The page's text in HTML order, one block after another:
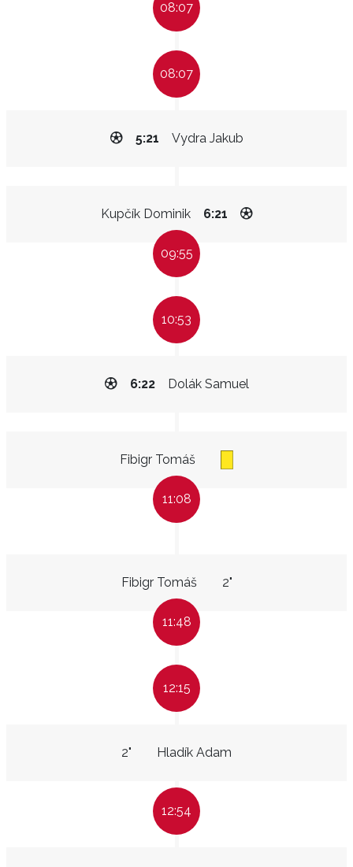
08:07
08:07
Vydra Jakub
5:21
Kupčík Dominik 6:21
09:55
10:53
Dolák Samuel
6:22
Fibigr Tomáš
11:08
Fibigr Tomáš 2"
11:48
12:15
Hladík Adam
2"
12:54